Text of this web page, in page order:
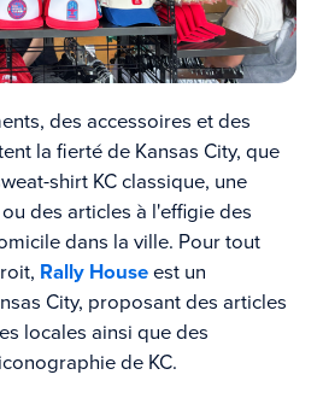
des accessoires et des
la fierté de Kansas City, que
shirt KC classique, une
des articles à l'effigie des
dans la ville. Pour tout
Rally Houseest un
City, proposant des articles
locales ainsi que des
de KC.